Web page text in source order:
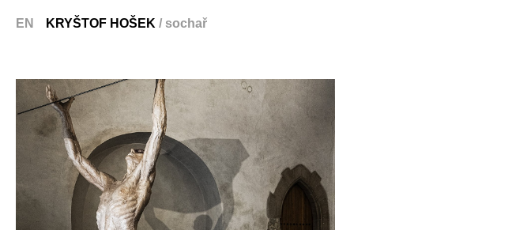
EN KRYŠTOF HOŠEK / sochař